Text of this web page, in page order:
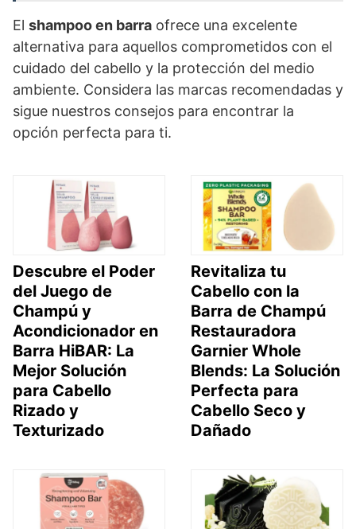
El shampoo en barra ofrece una excelente
alternativa para aquellos comprometidos con el
cuidado del cabello y la protección del medio
ambiente. Considera las marcas recomendadas y
sigue nuestros consejos para encontrar la
opción perfecta para ti.
Descubre el Poder
del Juego de
Champú y
Acondicionador en
Barra HiBAR: La
Mejor Solución
para Cabello
Rizado y
Texturizado
Revitaliza tu
Cabello con la
Barra de Champú
Restauradora
Garnier Whole
Blends: La Solución
Perfecta para
Cabello Seco y
Dañado